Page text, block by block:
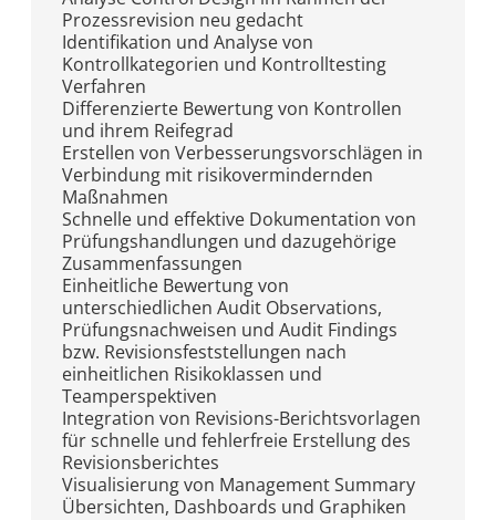
Prozessrevision neu gedacht
Identifikation und Analyse von
Kontrollkategorien und Kontrolltesting
Verfahren
Differenzierte Bewertung von Kontrollen
und ihrem Reifegrad
Erstellen von Verbesserungsvorschlägen in
Verbindung mit risikovermindernden
Maßnahmen
Schnelle und effektive Dokumentation von
Prüfungshandlungen und dazugehörige
Zusammenfassungen
Einheitliche Bewertung von
unterschiedlichen Audit Observations,
Prüfungsnachweisen und Audit Findings
bzw. Revisionsfeststellungen nach
einheitlichen Risikoklassen und
Teamperspektiven
Integration von Revisions-Berichtsvorlagen
für schnelle und fehlerfreie Erstellung des
Revisionsberichtes
Visualisierung von Management Summary
Übersichten, Dashboards und Graphiken